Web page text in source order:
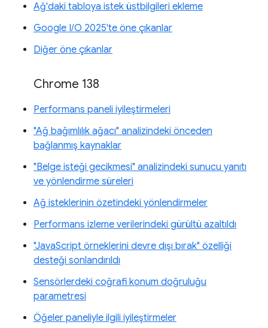
Ağ'daki tabloya istek üstbilgileri ekleme
Google I/O 2025'te öne çıkanlar
Diğer öne çıkanlar
Chrome 138
Performans paneli iyileştirmeleri
"Ağ bağımlılık ağacı" analizindeki önceden
bağlanmış kaynaklar
"Belge isteği gecikmesi" analizindeki sunucu yanıtı
ve yönlendirme süreleri
Ağ isteklerinin özetindeki yönlendirmeler
Performans izleme verilerindeki gürültü azaltıldı
"JavaScript örneklerini devre dışı bırak" özelliği
desteği sonlandırıldı
Sensörlerdeki coğrafi konum doğruluğu
parametresi
Öğeler paneliyle ilgili iyileştirmeler